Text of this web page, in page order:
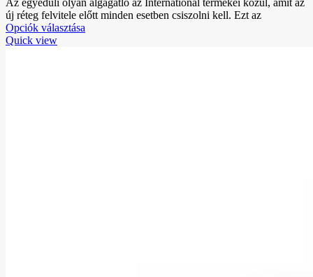
Az egyedüli olyan algagátló az International termékei közül, amit az
új réteg felvitele előtt minden esetben csiszolni kell. Ezt az
Opciók választása
Quick view